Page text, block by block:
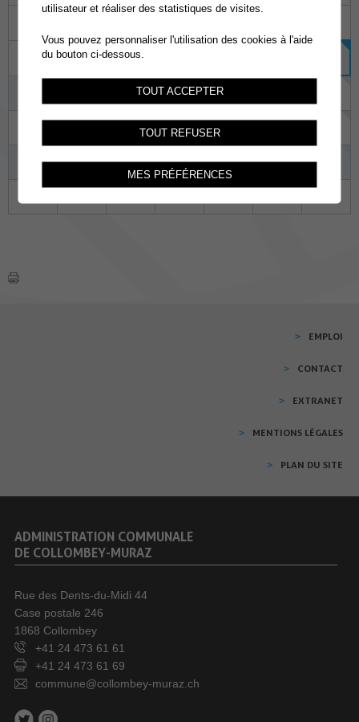
04 05
13 14
20
25 26 27 28 29
EMPLOI
CONTACT
EXTRANET
MENTIONS LÉGALES
PLAN DU SITE
ADMINISTRATION COMMUNALE
DE COLLOMBEY-MURAZ
Rue des Dents-du-Midi 44
Case postale 246
1868 Collombey
+41 24 473 61 61
+41 24 473 61 69
commune@collombey-muraz.ch
utilisateur et réaliser des statistiques de visites.
Vous pouvez personnaliser l'utilisation des cookies à l'aide
du bouton ci-dessous.
TOUT ACCEPTER
TOUT REFUSER
MES PRÉFÉRENCES